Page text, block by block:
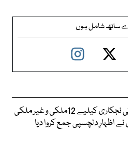
ساتھ شامل ہوں
فیسکو کی نجکاری کیلیے 12ملکی و غیر ملکی
اظہارِ دلچسپی جمع کروا دیا